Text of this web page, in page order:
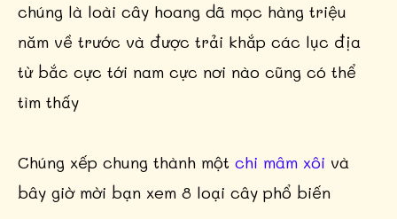
chúng là loài cây hoang dã mọc hàng triệu
năm về trước và được trải khắp các lục địa
từ bắc cực tới nam cực nơi nào cũng có thể
tìm thấy
Chúng xếp chung thành một chi mâm xôi và
bây giờ mời bạn xem 8 loại cây phổ biến